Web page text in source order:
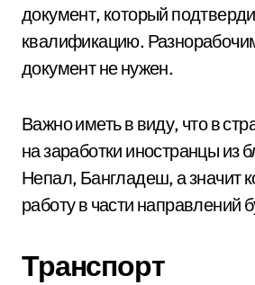
документ, который
квалификацию.
документ не нужен.
Важно иметь в виду, что в
на заработки иностранцы из
Непал, Бангладеш, а значит
работу в части направлений
Транспорт